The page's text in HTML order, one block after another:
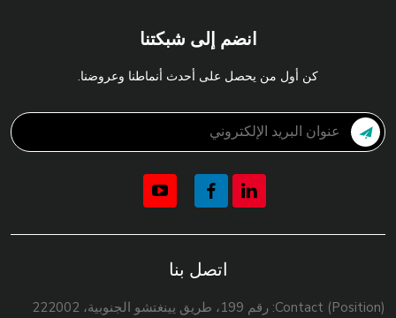
انضم إلى شبكتنا
كن أول من يحصل على أحدث أنماطنا وعروضنا.
اتصل بنا
Contact (Position): رقم 199، طريق يينغتشو الجنوبية، 222002